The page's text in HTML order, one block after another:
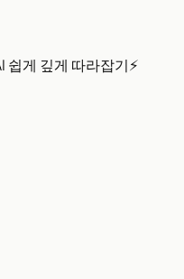
쉽게 깊게 따라잡기⚡